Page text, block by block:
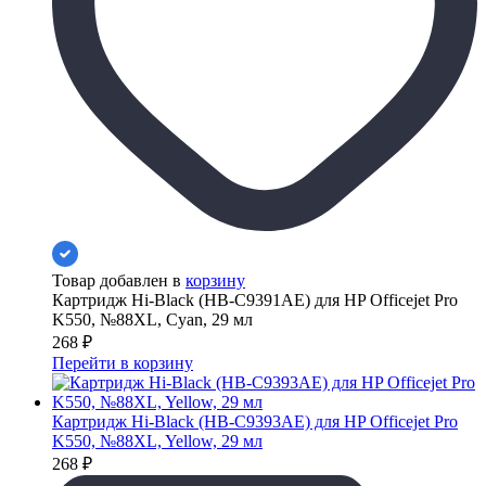
Товар добавлен в корзину
Картридж Hi-Black (HB-C9391AE) для HP Officejet Pro
K550, №88XL, Cyan, 29 мл
268 ₽
Перейти в корзину
Картридж Hi-Black (HB-C9393AE) для HP Officejet Pro
K550, №88XL, Yellow, 29 мл
268 ₽